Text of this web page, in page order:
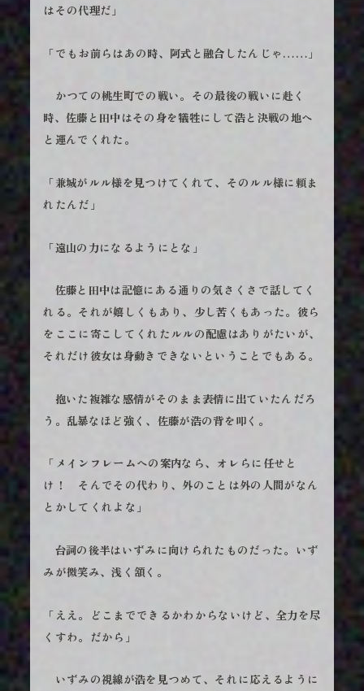
はその代理だ」
「でもお前らはあの時、阿式と融合したんじゃ……」
かつての桃生町での戦い。その最後の戦いに赴く
時、佐藤と田中はその身を犠牲にして浩と決戦の地へ
と運んでくれた。
「兼城がルル様を見つけてくれて、そのルル様に頼ま
れたんだ」
「遠山の力になるようにとな」
佐藤と田中は記憶にある通りの気さくさで話してく
れる。それが嬉しくもあり、少し苦くもあった。彼ら
をここに寄こしてくれたルルの配慮はありがたいが、
それだけ彼女は身動きできないということでもある。
抱いた複雑な感情がそのまま表情に出ていたんだろ
う。乱暴なほど強く、佐藤が浩の背を叩く。
「メインフレームへの案内なら、オレらに任せと
け！ そんでその代わり、外のことは外の人間がなん
とかしてくれよな」
台詞の後半はいずみに向けられたものだった。いず
みが微笑み、浅く頷く。
「ええ。どこまでできるかわからないけど、全力を尽
くすわ。だから」
いずみの視線が浩を見つめて、それに応えるように